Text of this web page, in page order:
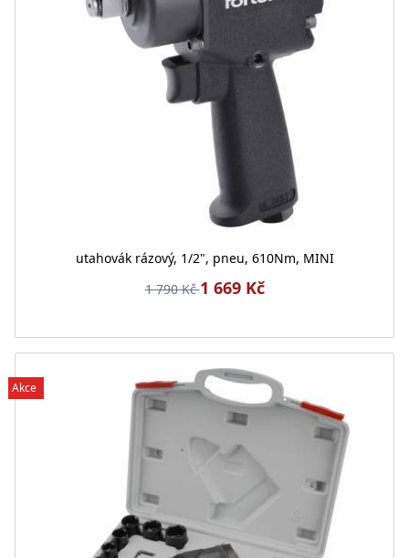
utahovák rázový, 1/2", pneu, 610Nm, MINI
1 790 Kč1 669 Kč
Akce